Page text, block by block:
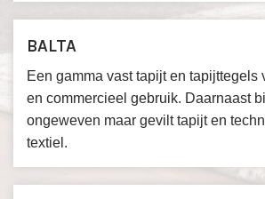
BALTA
Een gamma vast tapijt en tapijttegels
en commercieel gebruik. Daarnaast
ongeweven maar gevilt tapijt en
textiel.